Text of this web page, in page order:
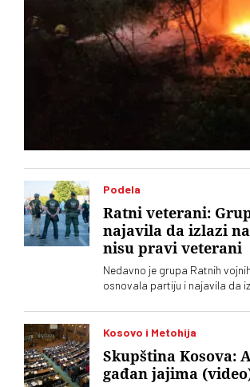
Podela
Ratni veterani:
najavila da izlazi
nisu pravi veterani
Nedavno je grupa Ratnih
osnovala partiju i najavila da
se od njih
Kosovo i Metohija
Skupština Kosova:
gađan jajima